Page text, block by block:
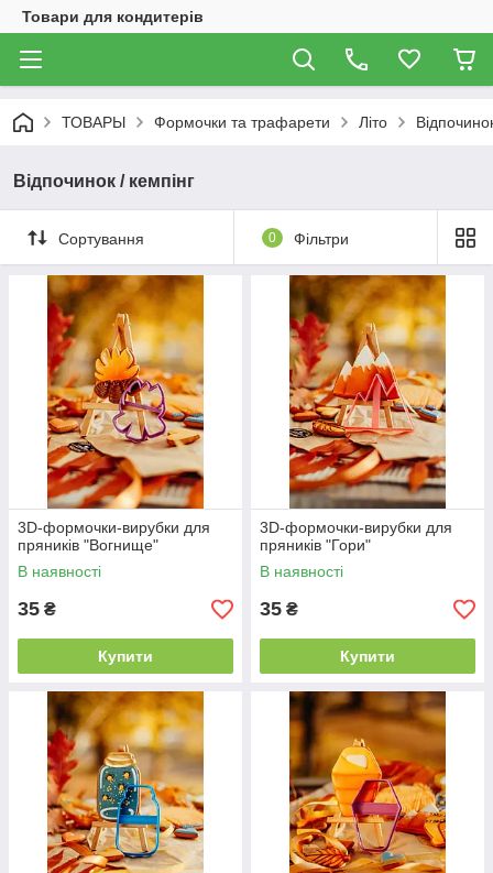
Товари для кондитерів
ТОВАРЫ Формочки та трафарети Літо
Відпочинок / кемпінг
Сортування 0 Фільтри
3D-формочки-вирубки для
пряників "Вогнище"
В наявності
35 ₴
Купити
3D-формочки-вирубки для
пряників "Гори"
В наявності
35 ₴
Купити